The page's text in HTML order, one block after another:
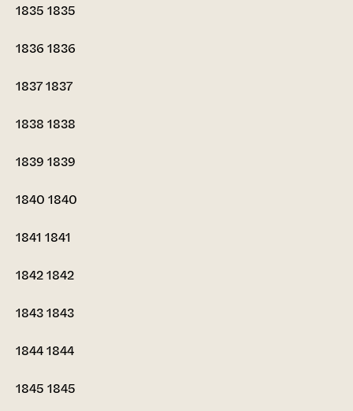
1835 1835
1836 1836
18371837
1838 1838
1839 1839
1840 1840
1841 1841
18421842
18431843
18441844
1845 1845